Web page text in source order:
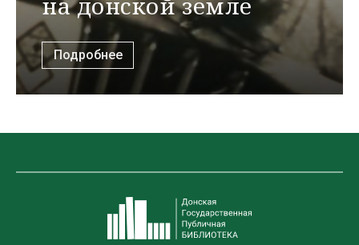
Подробнее